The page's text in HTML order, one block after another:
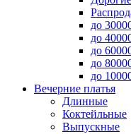
до
до
до
до
до
Вечерние платья
Длинные
Коктейльные
Выпускные